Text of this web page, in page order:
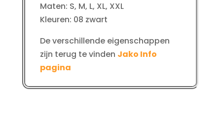
Maten: S, M, L, XL, XXL
Kleuren: 08 zwart
De verschillende eigenschappen
zijn terug te vinden Jako Info
pagina